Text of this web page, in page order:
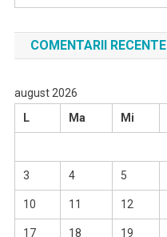
COMENTARII RECENTE
august 2026
L
Ma Mi
3 4 5
10 11 12
17 18 19